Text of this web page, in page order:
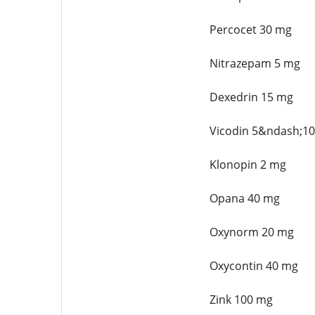
Percocet 30 mg
Nitrazepam 5 mg
Dexedrin 15 mg
Vicodin
Klonopin 2 mg
Opana 40 mg
Oxynorm 20 mg
Oxycontin 40 mg
Zink 100 mg